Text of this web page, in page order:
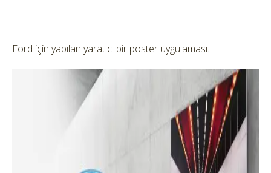
Ford için yapılan yaratıcı bir poster uygulaması.